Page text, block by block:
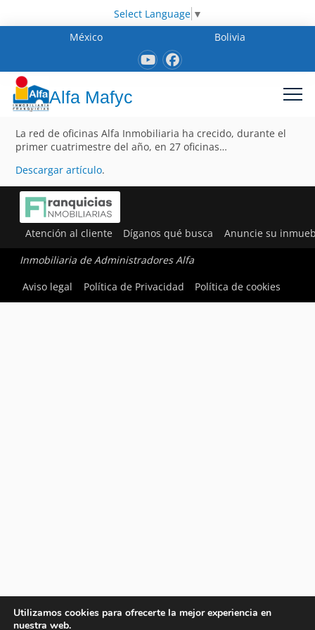
Select Language ▼
México
Bolivia
Alfa Mafyc
La red de oficinas Alfa Inmobiliaria ha crecido, durante el
primer cuatrimestre del año, en 27 oficinas…
Descargar artículo.
Atención al cliente Díganos qué busca Anuncie su
Inmobiliaria de Administradores Alfa
Aviso legal
Política de Privacidad Política de cookies
Utilizamos cookies para ofrecerte la mejor experiencia en
nuestra web.